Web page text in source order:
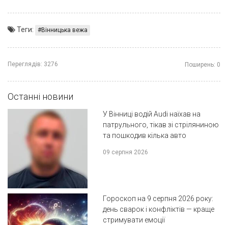
Теги: Вінницька вежа
Переглядів: 3276 Поширень: 0
Останні новини
У Вінниці водій Audi наїхав на
патрульного, тікав зі стріляниною
та пошкодив кілька авто
09 серпня 2026
Гороскоп на 9 серпня 2026 року:
день сварок і конфліктів — краще
стримувати емоції